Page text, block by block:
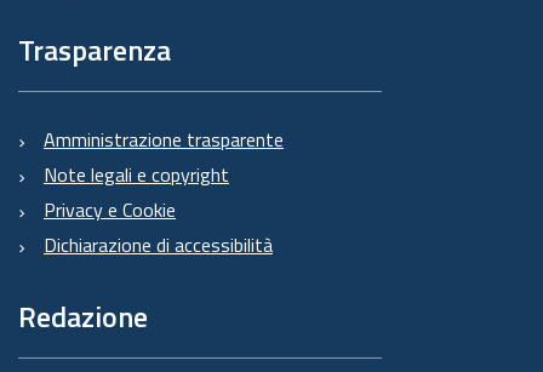
Trasparenza
Amministrazione trasparente
Note legali e copyright
Privacy e Cookie
Dichiarazione di accessibilità
Redazione